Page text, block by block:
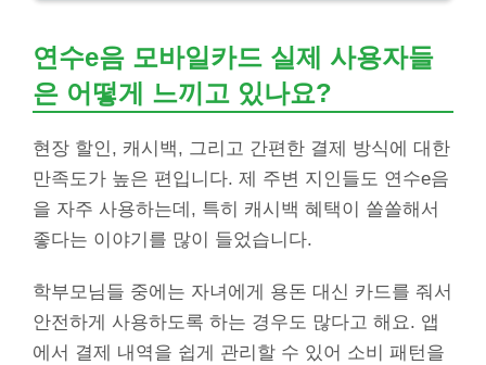
연수e음 모바일카드 실제 사용자들
은 어떻게 느끼고 있나요?
현장 할인, 캐시백, 그리고 간편한 결제 방식에 대한
만족도가 높은 편입니다. 제 주변 지인들도 연수e음
을 자주 사용하는데, 특히 캐시백 혜택이 쏠쏠해서
좋다는 이야기를 많이 들었습니다.
학부모님들 중에는 자녀에게 용돈 대신 카드를 줘서
안전하게 사용하도록 하는 경우도 많다고 해요. 앱
에서 결제 내역을 쉽게 관리할 수 있어 소비 패턴을